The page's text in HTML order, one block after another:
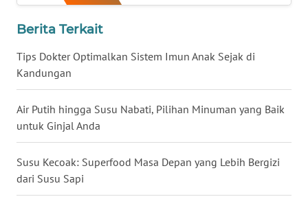
Berita Terkait
Tips Dokter Optimalkan Sistem Imun Anak Sejak di
Kandungan
Air Putih hingga Susu Nabati, Pilihan Minuman yang Baik
untuk Ginjal Anda
Susu Kecoak: Superfood Masa Depan yang Lebih Bergizi
dari Susu Sapi
BABEL
WN
WN
BENGKULU